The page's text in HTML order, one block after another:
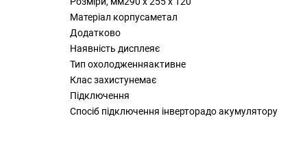
Матеріал корпусаметал
Додатково
Наявність дисплеяє
Тип охолодженняактивне
Клас захистунемає
Підключення
Спосіб підключення інверторадо акумулятору